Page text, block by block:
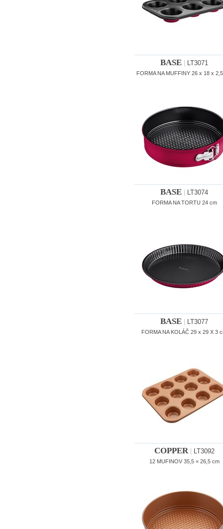
BASE LT3071
FORMA NA MUFFINY 26 x 18 x
BASE LT3074
FORMA NA TORTU 24 cm
BASE LT3077
FORMA NA KOLÁČ 29 x 29 X 3
COPPER| LT3092
12 MUFINOV 35,5 × 26,5 cm